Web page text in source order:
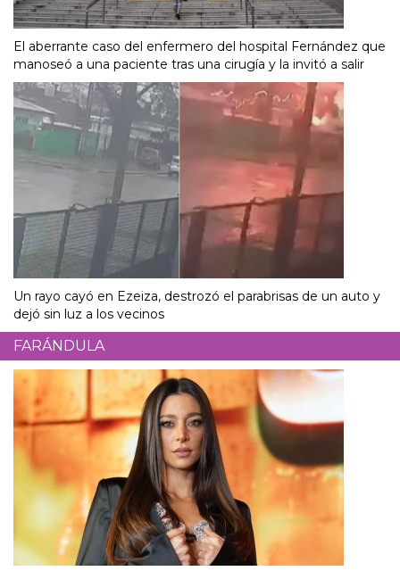
El aberrante caso del enfermero del hospital Fernández que
manoseó a una paciente tras una cirugía y la invitó a salir
Un rayo cayó en Ezeiza, destrozó el parabrisas de un auto y
dejó sin luz a los vecinos
FARÁNDULA